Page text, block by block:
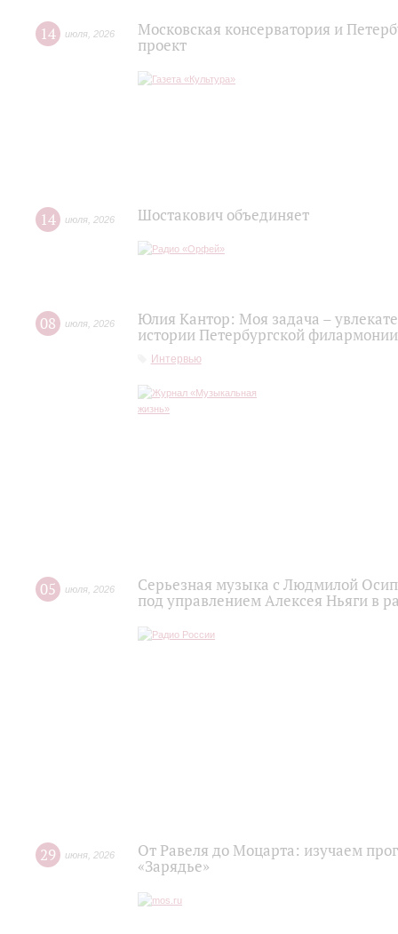
14 июля 2026
Московская консерватория и
проект
14 июля 2026 Шостакович объединяет
08 июля 2026
Юлия Кантор: Моя задача –
истории Петербургской
Интервью
05 июля 2026
Серьезная музыка с Людмилой
под управлением Алексея Ньяги в
29 июня 2026
От Равеля до Моцарта: изучаем
«Зарядье»